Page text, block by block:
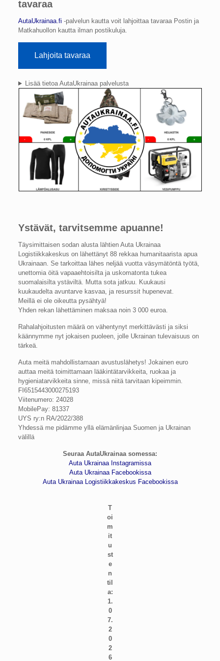
tavaraa
AutaUkrainaa.fi -palvelun kautta voit lahjoittaa tavaraa Postin ja
Matkahuollon kautta ilman postikuluja.
Lahjoita tavaraa
Lisää tietoa AutaUkrainaa palvelusta
Ystävät, tarvitsemme apuanne!
Täysimittaisen sodan alusta lähtien Auta Ukrainaa
Logistiikkakeskus on lähettänyt 88 rekkaa humanitaarista apua
Ukrainaan. Se tarkoittaa lähes neljää vuotta väsymätöntä työtä,
unettomia öitä vapaaehtoisilta ja uskomatonta tukea
suomalaisilta ystäviltä. Mutta sota jatkuu. Kuukausi
kuukaudelta avuntarve kasvaa, ja resurssit hupenevat.
Meillä ei ole oikeutta pysähtyä!
Yhden rekan lähettäminen maksaa noin 3 000 euroa.
Rahalahjoitusten määrä on vähentynyt merkittävästi ja siksi
käännymme nyt jokaisen puoleen, jolle Ukrainan tulevaisuus on
tärkeä.
Auta meitä mahdollistamaan avustuslähetys! Jokainen euro
auttaa meitä toimittamaan lääkintätarvikkeita, ruokaa ja
hygieniatarvikkeita sinne, missä niitä tarvitaan kipeimmin.
FI6515443000275193
Viitenumero: 24028
MobilePay: 81337
UYS ry:n RA/2022/388
Yhdessä me pidämme yllä elämänlinjaa Suomen ja Ukrainan
välillä
Seuraa AutaUkrainaa somessa:
Auta Ukrainaa Instagramissa
Auta Ukrainaa Facebookissa
Auta Ukrainaa Logistiikkakeskus Facebookissa
T
oi
m
it
u
st
e
n
til
a:
1.
0
7.
2
0
2
6